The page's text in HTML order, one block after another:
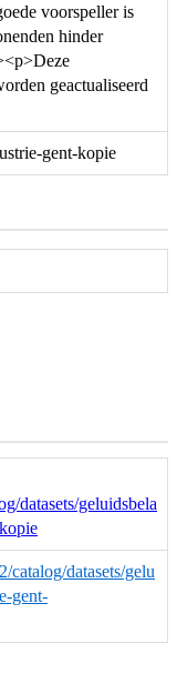
voorspeller is
hinder
geactualiseerd
gent-kopie
datasets/geluidsbela
catalog/datasets/gelu
gent-